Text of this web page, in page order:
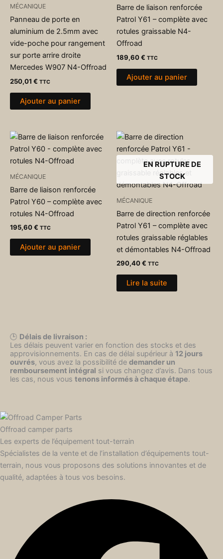
MÉCANIQUE
Panneau de porte en
aluminium de 2.5mm avec
vide-poche pour rangement
sur porte arrire droite
Mercedes W907 N4-Offroad
250,01 € TTC
Ajouter au panier
Barre de liaison renforcée
Patrol Y61 – complète avec
rotules graissable N4-
Offroad
189,60€ TTC
Ajouter au panier
MÉCANIQUE
Barre de liaison renforcée
Patrol Y60 – complète avec
rotules N4-Offroad
195,60€ TTC
Ajouter au panier
EN RUPTURE DE
STOCK
MÉCANIQUE
Barre de direction renforcée
Patrol Y61 – complète avec
rotules graissable réglables
et démontables N4-Offroad
290,40€ TTC
Lire la suite
🕒 Délais de livraison :
Les délais peuvent varier en fonction des stocks et des
approvisionnements. En cas de délai supérieur à 12 jours
ouvrés, vous avez la possibilité de demander un
remboursement intégral si vous changez d’avis. Dans tous
les cas, nous vous tenons informés à chaque étape.
Offroad camper parts
Les experts de l’équipement tout-terrain
Spécialistes de la vente et de l’installation d’équipements tout-
terrain, nous vous proposons des solutions innovantes et de
qualité, adaptées à tous vos besoins.